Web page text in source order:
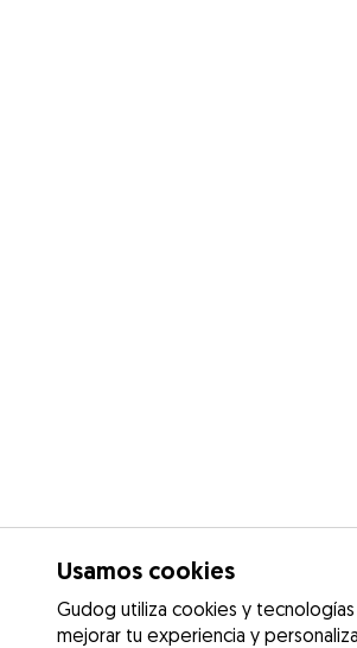
Usamos cookies
Gudog utiliza cookies y tecnologías
mejorar tu experiencia y